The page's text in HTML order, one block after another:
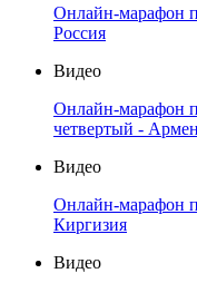
Онлайн-марафон
Россия
Видео
Онлайн-марафон
четвертый -
Видео
Онлайн-марафон
Киргизия
Видео